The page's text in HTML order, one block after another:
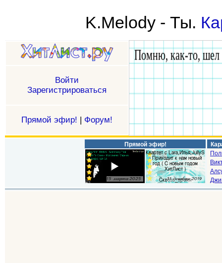
K.Melody - Ты.
Войти
Зарегистрироваться
Прямой эфир! | Форум!
Прямой эфир!